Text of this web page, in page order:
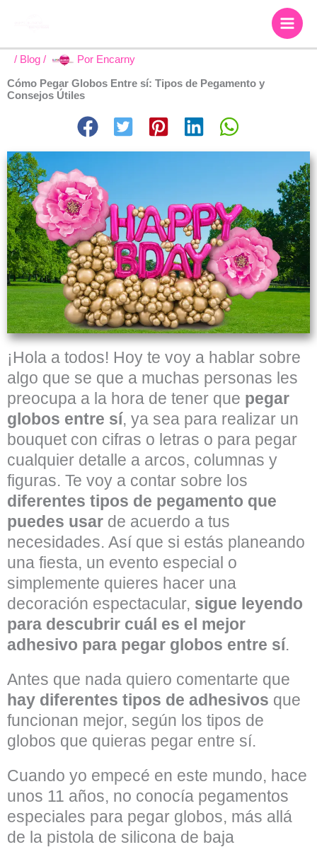
/ Blog / Por Encarny
Cómo Pegar Globos Entre sí: Tipos de Pegamento y
Consejos Útiles
¡Hola a todos! Hoy te voy a hablar sobre
algo que se que a muchas personas les
preocupa a la hora de tener que pegar
globos entre sí, ya sea para realizar un
bouquet con cifras o letras o para pegar
cualquier detalle a arcos, columnas y
figuras. Te voy a contar sobre los
diferentes tipos de pegamento que
puedes usar de acuerdo a tus
necesidades. Así que si estás planeando
una fiesta, un evento especial o
simplemente quieres hacer una
decoración espectacular, sigue leyendo
para descubrir cuál es el mejor
adhesivo para pegar globos entre sí.
Antes que nada quiero comentarte que
hay diferentes tipos de adhesivos que
funcionan mejor, según los tipos de
globos que quieras pegar entre sí.
Cuando yo empecé en este mundo, hace
unos 11 años, no conocía pegamentos
especiales para pegar globos, más allá
de la pistola de silicona de baja